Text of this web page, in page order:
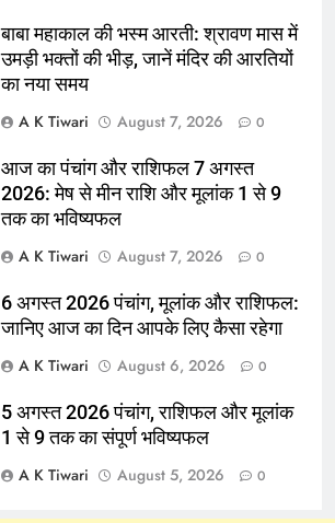
बाबा महाकाल की भस्म आरती: श्रावण मास में
उमड़ी भक्तों की भीड़, जानें मंदिर की आरतियों
का नया समय
A K Tiwari
August 7, 2026 0
आज का पंचांग और राशिफल 7 अगस्त
2026: मेष से मीन राशि और मूलांक 1 से 9
तक का भविष्यफल
A K Tiwari
August 7, 2026 0
6 अगस्त 2026 पंचांग, मूलांक और राशिफल:
जानिए आज का दिन आपके लिए कैसा रहेगा
A K Tiwari
August 6, 2026 0
5 अगस्त 2026 पंचांग, राशिफल और मूलांक
1 से 9 तक का संपूर्ण भविष्यफल
A K Tiwari
August 5, 2026 0